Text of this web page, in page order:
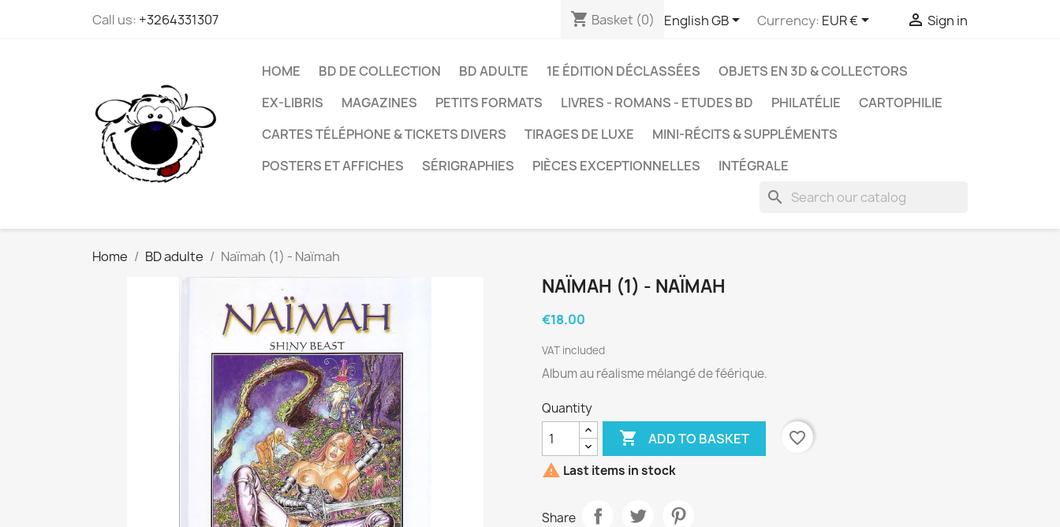
Call us: +3264331307 shopping_cart Basket (0) English GB Currency: EUR €  Sign in
HOME BD DE COLLECTION BD ADULTE 1E ÉDITION DÉCLASSÉES
OBJETS EN 3D & COLLECTORS
EX-LIBRIS
MAGAZINES PETITS FORMATS LIVRES - ROMANS - ETUDES BD PHILATÉLIE
CARTOPHILIE
CARTES TÉLÉPHONE & TICKETS DIVERS
TIRAGES DE LUXE
MINI-RÉCITS & SUPPLÉMENTS
POSTERS ET AFFICHES
SÉRIGRAPHIES PIÈCES EXCEPTIONNELLES INTÉGRALE
search
Home BD adulte Naïmah (1) - Naïmah
NAÏMAH (1) - NAÏMAH
€18.00
VAT included
Album au réalisme mélangé de féérique.
Quantity
 ADD TO BASKET
favorite_border
 Last items in stock
Share